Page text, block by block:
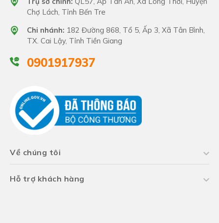
Chợ Lách, Tỉnh Bến Tre
Chi nhánh: 182 Đường 868, Tổ 5, Ấp 3, Xã Tân Bình,
TX. Cai Lậy, Tỉnh Tiền Giang
0901917937
Về chúng tôi
Hỗ trợ khách hàng